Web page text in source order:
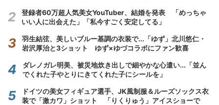
登録者60万超人気美女YouTuber、結婚を発表 「めっちゃ
いい人に出会えた」「私今すごく安定してる」
羽生結弦、美しいブルー基調の衣装で...「ゆず」北川悠仁・
岩沢厚治と3ショット ゆず×ゆづコラボにファン歓喜
ダレノガレ明美、被災地炊き出しで細やかな心遣い...「並ん
でくれた子やとりにきてくれた子にシールを」
ドイツの美女フィギュア選手、JK風制服＆ルーズソックス衣
装で「激カワ」ショット 「りくりゅう」アイスショーで